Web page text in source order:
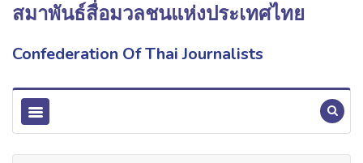
สมาพันธ์สื่อมวลชนแห่งประเทศไทย
Confederation Of Thai Journalists